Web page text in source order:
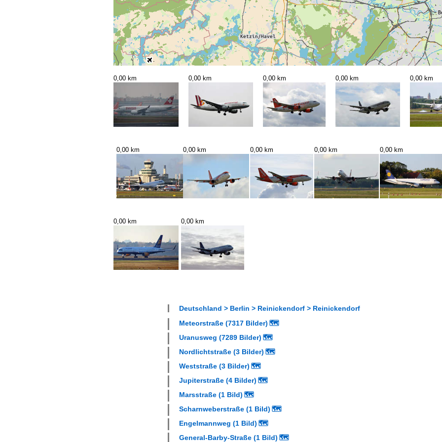
0,00 km 0,00 km 0,00 km 0,00 km 0,00 km
0,00 km 0,00 km 0,00 km 0,00 km 0,00 km
0,00 km 0,00 km
Deutschland > Berlin > Reinickendorf > Reinickendorf
Meteorstraße (7317 Bilder) 🗺
Uranusweg (7289 Bilder) 🗺
Nordlichtstraße (3 Bilder) 🗺
Weststraße (3 Bilder) 🗺
Jupiterstraße (4 Bilder) 🗺
Marsstraße (1 Bild) 🗺
Scharnweberstraße (1 Bild) 🗺
Engelmannweg (1 Bild) 🗺
General-Barby-Straße (1 Bild) 🗺